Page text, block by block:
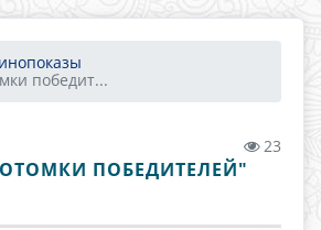
победит...
23
ПОБЕДИТЕЛЕЙ"